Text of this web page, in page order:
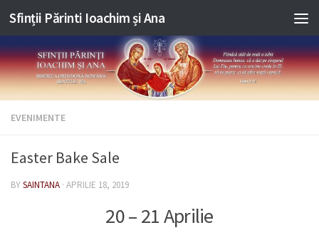
Skip to content
Sfinții Părinti Ioachim și Ana
EVENIMENTE
Easter Bake Sale
BYSAINTANA · APRILIE 18, 2019
20 – 21 Aprilie